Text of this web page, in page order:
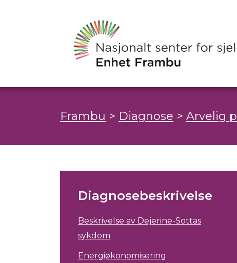
Frambu > Diagnose > Arvelig
Diagnosebeskrivelse
Beskrivelse av Dejerine-Sottas
sykdom
Energiøkonomisering